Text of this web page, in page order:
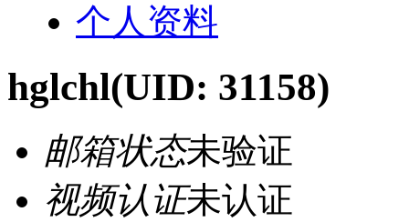
个人资料
hglchl(UID: 31158)
邮箱状态未验证
视频认证未认证